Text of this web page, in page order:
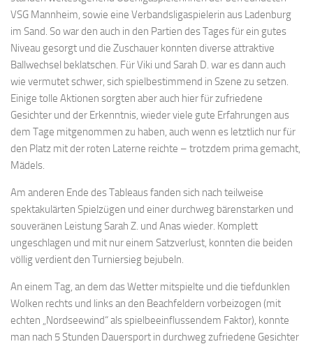
VSG Mannheim, sowie eine Verbandsligaspielerin aus Ladenburg
im Sand. So war den auch in den Partien des Tages für ein gutes
Niveau gesorgt und die Zuschauer konnten diverse attraktive
Ballwechsel beklatschen. Für Viki und Sarah D. war es dann auch
wie vermutet schwer, sich spielbestimmend in Szene zu setzen.
Einige tolle Aktionen sorgten aber auch hier für zufriedene
Gesichter und der Erkenntnis, wieder viele gute Erfahrungen aus
dem Tage mitgenommen zu haben, auch wenn es letztlich nur für
den Platz mit der roten Laterne reichte – trotzdem prima gemacht,
Mädels.
Am anderen Ende des Tableaus fanden sich nach teilweise
spektakulärten Spielzügen und einer durchweg bärenstarken und
souveränen Leistung Sarah Z. und Anas wieder. Komplett
ungeschlagen und mit nur einem Satzverlust, konnten die beiden
völlig verdient den Turniersieg bejubeln.
An einem Tag, an dem das Wetter mitspielte und die tiefdunklen
Wolken rechts und links an den Beachfeldern vorbeizogen (mit
echten „Nordseewind“ als spielbeeinflussendem Faktor), konnte
man nach 5 Stunden Dauersport in durchweg zufriedene Gesichter